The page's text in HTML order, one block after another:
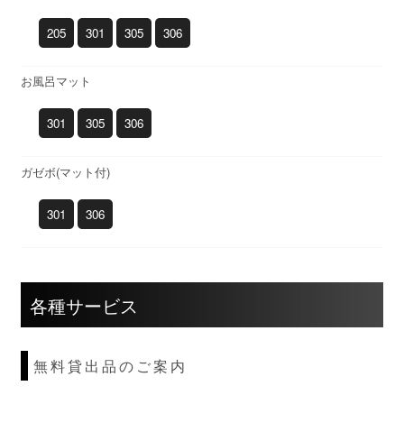
205 301 305 306
お風呂マット
301 305 306
ガゼボ(マット付)
301 306
各種サービス
無料貸出品のご案内